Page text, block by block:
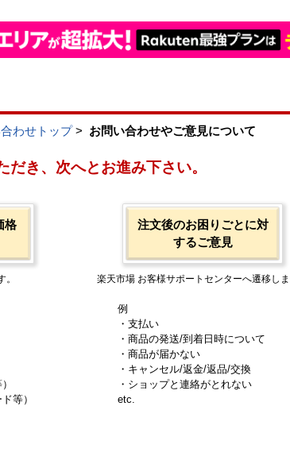
わせトップ> お問い合わせやご意見について
だき、次へとお進み下さい。
格
。
等）
注文後のお困りごとに対
するご意見
楽天市場 お客様サポートセンターへ遷移しま
例
・支払い
・商品の発送/到着日時について
・商品が届かない
・キャンセル/返金/返品/交換
・ショップと連絡がとれない
etc.